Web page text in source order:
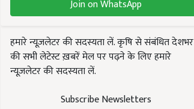
Join on WhatsApp
हमारे न्यूज़लेटर की सदस्यता लें. कृषि से संबंधित देशभर
की सभी लेटेस्ट ख़बरें मेल पर पढ़ने के लिए हमारे
न्यूज़लेटर की सदस्यता लें.
Subscribe Newsletters